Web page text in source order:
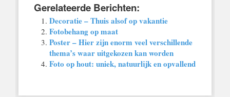
Gerelateerde Berichten:
Decoratie – Thuis alsof op vakantie
Fotobehang op maat
Poster – Hier zijn enorm veel verschillende
thema’s waar uitgekozen kan worden
Foto op hout: uniek, natuurlijk en opvallend